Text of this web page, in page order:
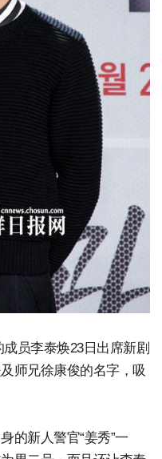
员李泰焕23日出席新剧
师兄徐康俊的名字，吸
的新人警官“姜秀”一